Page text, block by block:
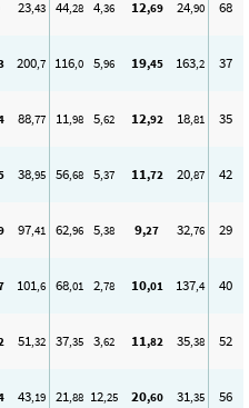
23,43 44,28 4,36 12,69 24,90 68
200,7 116,0 5,96 19,45 163,2 37
88,77 11,98 5,62 12,92 18,81 35
38,95 56,68 5,37 11,72 20,87 42
97,41 62,96 5,38 9,27 32,76 29
101,6 68,01 2,78 10,01 137,4 40
51,32 37,35 3,62 11,82 35,38 52
43,19 21,88 12,25 20,60 31,35 56